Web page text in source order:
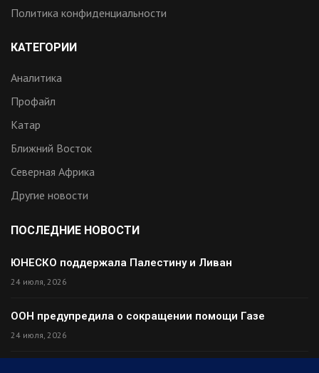
Политика конфиденциальности
КАТЕГОРИИ
Аналитика
Профайл
Катар
Ближний Восток
Северная Африка
Другие новости
ПОСЛЕДНИЕ НОВОСТИ
ЮНЕСКО поддержала Палестину и Ливан
24 июля, 2026
ООН предупредила о сокращении помощи Газе
24 июля, 2026